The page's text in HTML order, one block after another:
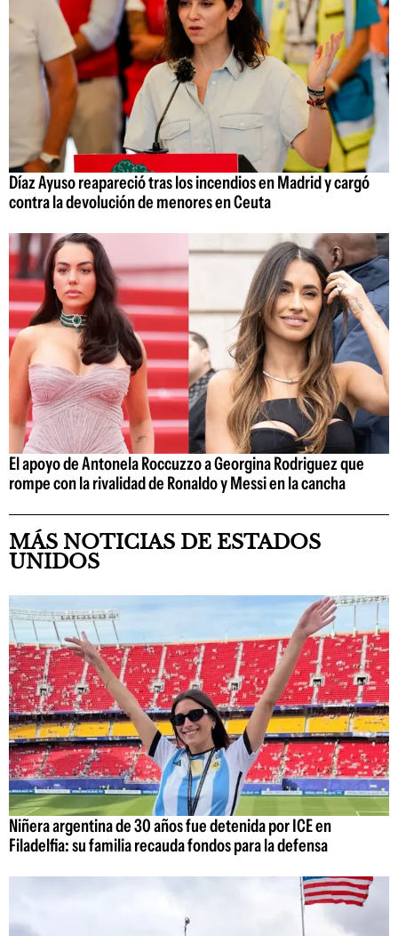
Díaz Ayuso reapareció tras los incendios en Madrid y cargó
contra la devolución de menores en Ceuta
El apoyo de Antonela Roccuzzo a Georgina Rodriguez que
rompe con la rivalidad de Ronaldo y Messi en la cancha
MÁS NOTICIAS DE ESTADOS
UNIDOS
Niñera argentina de 30 años fue detenida por ICE en
Filadelfia: su familia recauda fondos para la defensa